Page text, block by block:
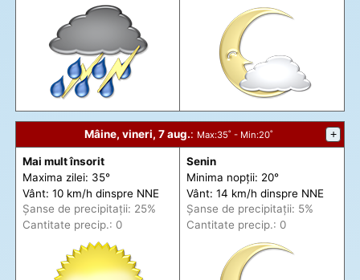
Mâine, vineri, 7 aug.: Max:35˚ - Min:20˚ +
Mai mult însorit
Maxima zilei: 35°
Vânt: 10 km/h dinspre NNE
Șanse de precipitații: 25%
Cantitate precip.: 0
Senin
Minima nopții: 20°
Vânt: 14 km/h dinspre NNE
Șanse de precipitații: 5%
Cantitate precip.: 0